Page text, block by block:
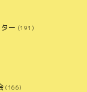
ー (191)
(166)